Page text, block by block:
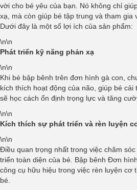
vời cho bé yêu của bạn. Nó không chỉ
xạ, mà còn giúp bé tập trung và tham gia
Dưới đây là một số lợi ích của sản phẩm:
\n\n
Phát triển kỹ năng phản xạ
\n\n
Khi bé bập bênh trên đơn hình gà con,
kích thích hoạt động của não, giúp bé cải
sẽ học cách ổn định trọng lực và tăng
\n\n
Kích thích sự phát triển và rèn luyện
\n\n
Điều quan trọng nhất trong việc chăm
triển toàn diện của bé. Bập bênh Đơn
công cụ hữu hiệu trong việc rèn luyện cơ
bé.